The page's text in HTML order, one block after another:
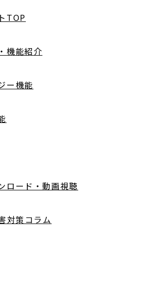
TOP
機能紹介
ー機能
ロード・動画視聴
対策コラム